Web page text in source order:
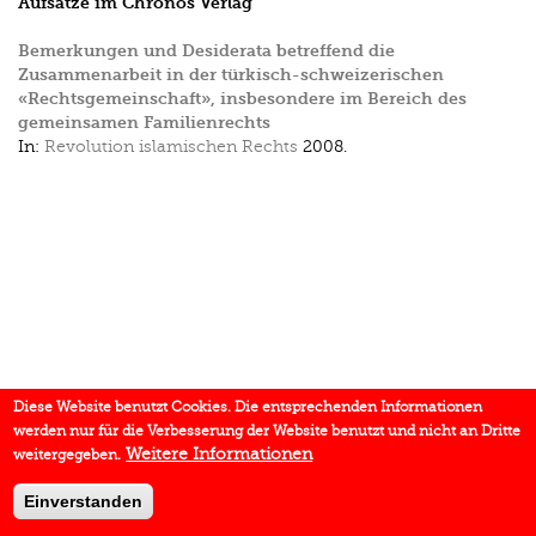
Bemerkungen und Desiderata betreffend die
Zusammenarbeit in der türkisch-schweizerischen
«Rechtsgemeinschaft», insbesondere im Bereich des
gemeinsamen Familienrechts
In: Revolution islamischen Rechts 2008.
Diese Website benutzt Cookies. Die entsprechenden Informationen
werden nur für die Verbesserung der Website benutzt und nicht an Dritte
weitergegeben. Weitere Informationen
Einverstanden